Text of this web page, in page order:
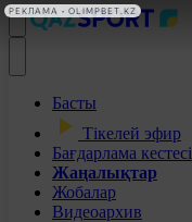
Басты
Тікелей эфир
Бағдарлама кестесі
Жаңалықтар
Жобалар
Видеоархив
РЕКЛАМА • OLIMPBET.KZ